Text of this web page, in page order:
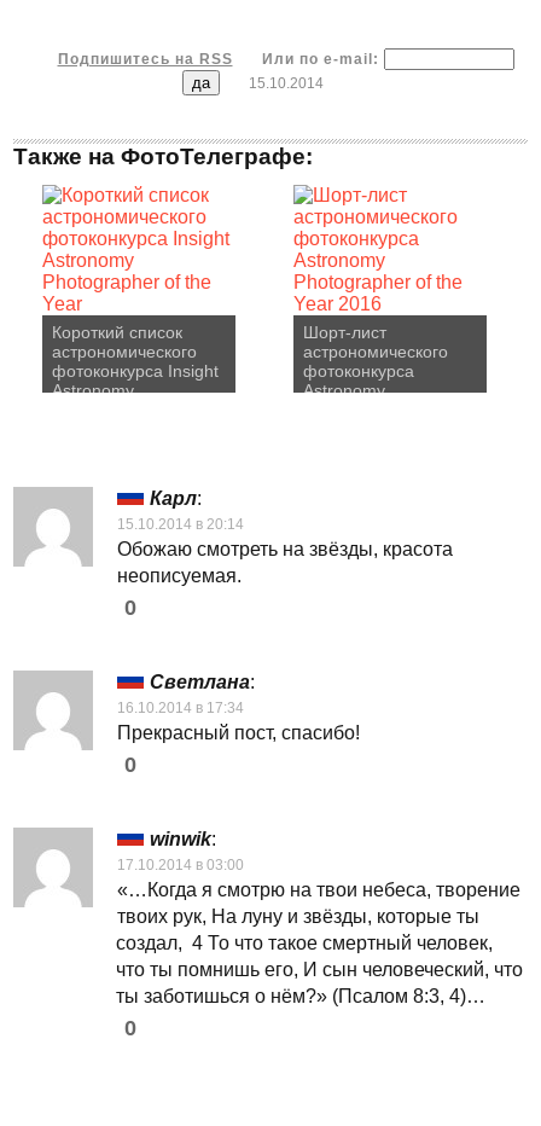
Подпишитесь на RSS
Или по e-mail:
15.10.2014
Также на ФотоТелеграфе:
Короткий список
астрономического
фотоконкурса Insight
Astronomy
Шорт-лист
астрономического
фотоконкурса
Astronomy
Карл:
15.10.2014 в 20:14
Обожаю смотреть на звёзды, красота
неописуемая.
0
Светлана:
16.10.2014 в 17:34
Прекрасный пост, спасибо!
0
winwik:
17.10.2014 в 03:00
«…Когда я смотрю на твои небеса, творение
твоих рук, На луну и звёзды, которые ты
создал, 4 То что такое смертный человек,
что ты помнишь его, И сын человеческий, что
ты заботишься о нём?» (Псалом 8:3, 4)…
0